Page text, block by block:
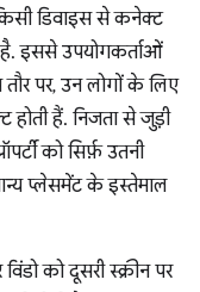
डिवाइस से कनेक्ट
है. इससे उपयोगकर्ताओं
पर, उन लोगों के लिए
हैं. निजता से जुड़ी
को सिर्फ़ उतनी
प्लेसमेंट के इस्तेमाल
को दूसरी स्क्रीन पर